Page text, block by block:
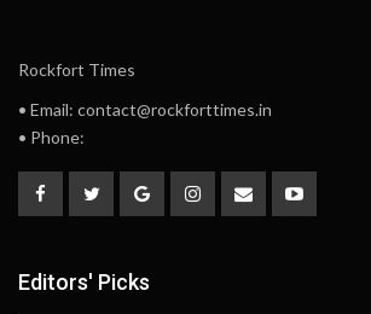
Rockfort Times
• Email: contact@rockforttimes.in
• Phone:
Editors' Picks